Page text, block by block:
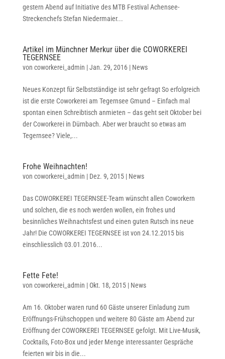
gestern Abend auf Initiative des MTB Festival Achensee-
Streckenchefs Stefan Niedermaier...
Artikel im Münchner Merkur über die COWORKEREI
TEGERNSEE
von coworkerei_admin |Jan. 29, 2016| News
Neues Konzept für Selbstständige ist sehr gefragt So erfolgreich
ist die erste Coworkerei am Tegernsee Gmund – Einfach mal
spontan einen Schreibtisch anmieten – das geht seit Oktober bei
der Coworkerei in Dürnbach. Aber wer braucht so etwas am
Tegernsee? Viele,...
Frohe Weihnachten!
von coworkerei_admin | Dez. 9, 2015| News
Das COWORKEREI TEGERNSEE-Team wünscht allen Coworkern
und solchen, die es noch werden wollen, ein frohes und
besinnliches Weihnachtsfest und einen guten Rutsch ins neue
Jahr! Die COWORKEREI TEGERNSEE ist von 24.12.2015 bis
einschliesslich 03.01.2016...
Fette Fete!
von coworkerei_admin | Okt. 18, 2015| News
Am 16. Oktober waren rund 60 Gäste unserer Einladung zum
Eröffnungs-Frühschoppen und weitere 80 Gäste am Abend zur
Eröffnung der COWORKEREI TEGERNSEE gefolgt. Mit Live-Musik,
Cocktails, Foto-Box und jeder Menge interessanter Gespräche
feierten wir bis in die...